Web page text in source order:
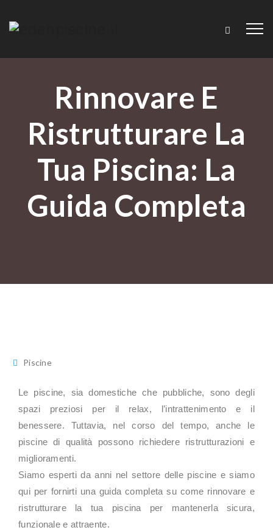
Rinnovare E
Ristrutturare La
Tua Piscina: La
Guida Completa
Piscine
Le piscine, sia domestiche che pubbliche, sono degli
spazi preziosi per il relax, l’intrattenimento e il
benessere. Tuttavia, nel corso del tempo, anche le
piscine di qualità possono richiedere ristrutturazioni e
miglioramenti.
Siamo esperti da anni nel settore delle piscine e siamo
qui per fornirti una guida completa su come rinnovare e
ristrutturare la tua piscina per mantenerla sicura,
funzionale e attraente.